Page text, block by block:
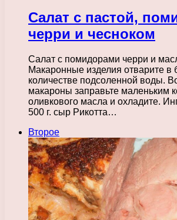
Салат с пастой,
черри и чесноком
Салат с помидорами черри и
Макаронные изделия отварите в
количестве подсоленной воды.
макароны заправьте маленьким
оливкового масла и охладите.
500 г. сыр Рикотта…
Второе